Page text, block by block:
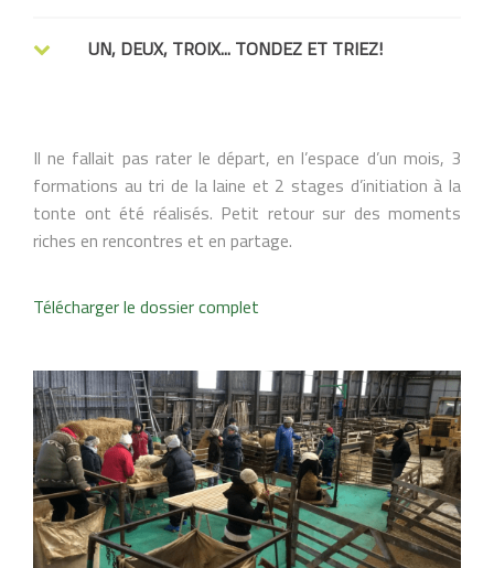
UN, DEUX, TROIX... TONDEZ ET TRIEZ!
Il ne fallait pas rater le départ, en l’espace d’un mois, 3
formations au tri de la laine et 2 stages d’initiation à la
tonte ont été réalisés. Petit retour sur des moments
riches en rencontres et en partage.
Télécharger le dossier complet